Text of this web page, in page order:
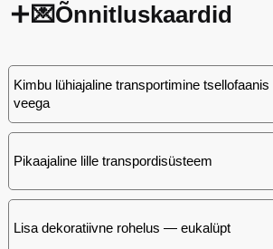
💌Õnnitluskaardid
Kimbu lühiajaline transportimine tsellofaanis
veega
Pikaajaline lille transpordisüsteem
Lisa dekoratiivne rohelus — eukalüpt